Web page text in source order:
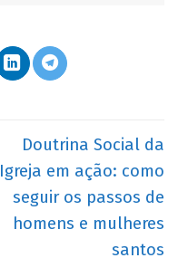
Doutrina Social da
Igreja em ação: como
seguir os passos de
homens e mulheres
santos